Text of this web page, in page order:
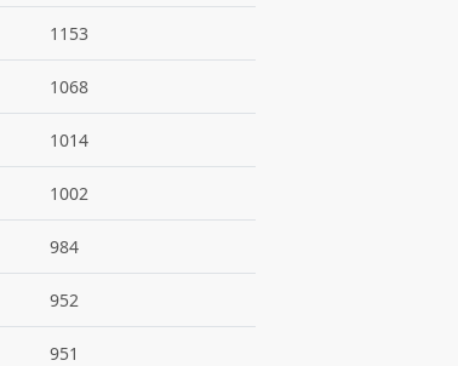
1153
1068
1014
1002
984
952
951